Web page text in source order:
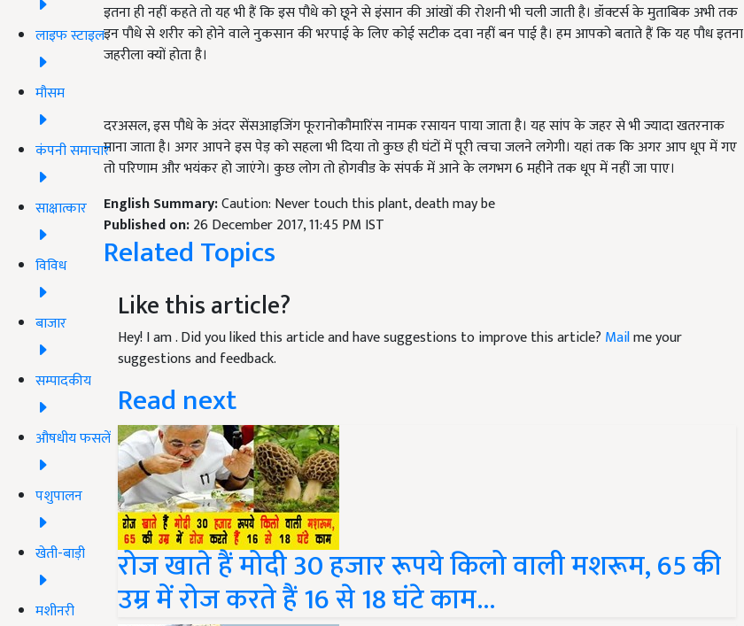
लाइफ स्टाइल
मौसम
कंपनी समाचार
साक्षात्कार
विविध
बाजार
सम्पादकीय
औषधीय फसलें
पशुपालन
खेती-बाड़ी
मशीनरी
इतना ही नहीं कहते तो यह भी हैं कि इस पौधे को छूने से इंसान की आंखों की रोशनी भी चली जाती है। डॉक्टर्स के मुताबिक अभी तक
इन पौधे से शरीर को होने वाले नुकसान की भरपाई के लिए कोई सटीक दवा नहीं बन पाई है। हम आपको बताते हैं कि यह पौध इतना
जहरीला क्यों होता है।
दरअसल, इस पौधे के अंदर सेंसआइजिंग फूरानोकौमारिंस नामक रसायन पाया जाता है। यह सांप के जहर से भी ज्यादा खतरनाक
माना जाता है। अगर आपने इस पेड़ को सहला भी दिया तो कुछ ही घंटों में पूरी त्वचा जलने लगेगी। यहां तक कि अगर आप धूप में गए
तो परिणाम और भयंकर हो जाएंगे। कुछ लोग तो होगवीड के संपर्क में आने के लगभग 6 महीने तक धूप में नहीं जा पाए।
English Summary:Caution: Never touch this plant, death may be
Published on:26 December 2017, 11:45 PM IST
Related Topics
Like this article?
Hey! I am. Did you liked this article and have suggestions to improve this article? Mailme your
suggestions and feedback.
Read next
रोज खाते हैं मोदी 30 हजार रूपये किलो वाली मशरूम, 65 की
उम्र में रोज करते हैं 16 से 18 घंटे काम...